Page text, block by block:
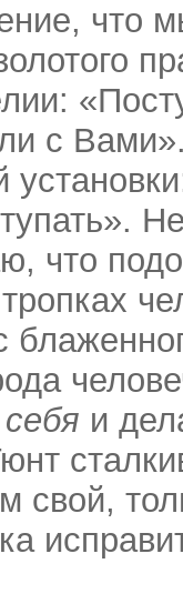
что
с
что
себя и
свой,